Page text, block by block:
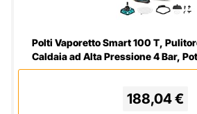
Polti Vaporetto Smart 100 T,
Caldaia ad Alta Pressione 4 Bar,
W, 8 Accessori Inclusi, Bianco e
188,04 €